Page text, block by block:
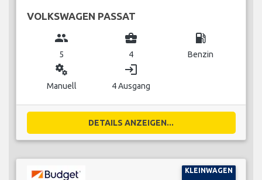
VOLKSWAGEN PASSAT
group
5
business_center
4
local_gas_station
Benzin
miscellaneous_services
Manuell
login
4 Ausgang
DETAILS ANZEIGEN...
KLEINWAGEN